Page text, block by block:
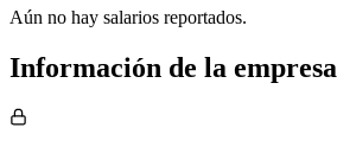
Aún no hay salarios reportados.
Información de la empresa